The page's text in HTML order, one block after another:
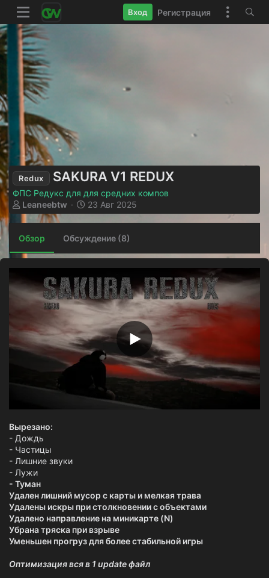
Вход Регистрация
Redux SAKURA V1 REDUX
ФПС Редукс для для средних компов
А
в
о
р
Leaneebtw
Д
а
а
о
д
а
н
23 Авг 2025
Обзор Обсуждение (8)
Вырезано:
- Дождь
- Частицы
- Лишние звуки
- Лужи
- Туман
Удален лишний мусор с карты и мелкая трава
Удалены искры при столкновении с объектами
Удалено направление на миникарте (N)
Убрана тряска при взрыве
Уменьшен прогруз для более стабильной игры
Оптимизация вся в 1 update файл